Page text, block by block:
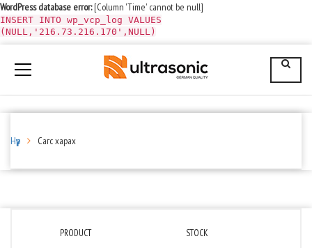
WordPress database error:[Column 'Time' cannot be null]
INSERT INTO wp_vcp_log VALUES
(NULL,'216.73.216.170',NULL)
Нүүр Сагс харах
PRODUCT
STOCK